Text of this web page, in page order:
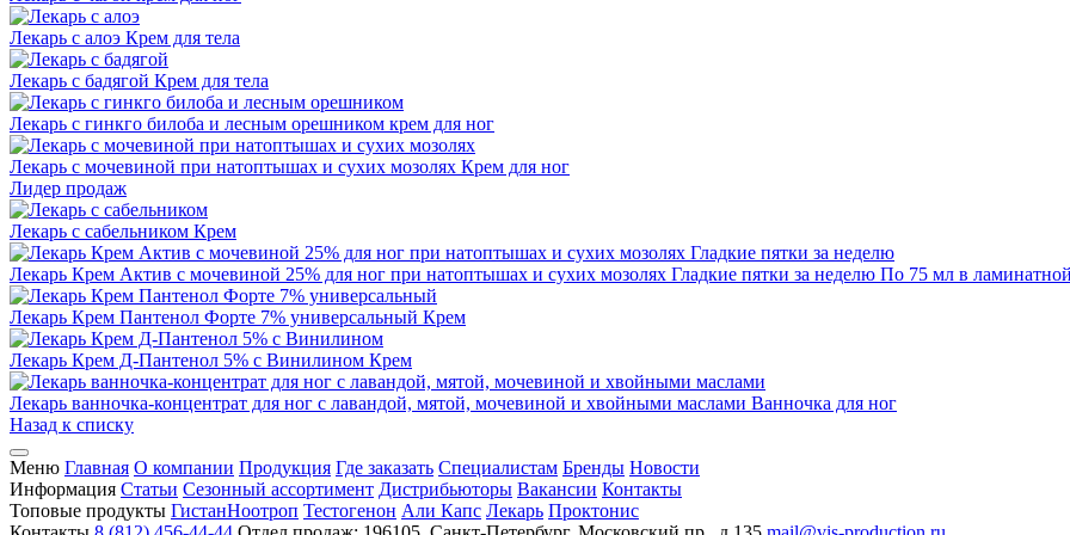
Лекарь с алоэ Крем для тела
Лекарь с бадягой Крем для тела
Лекарь с гинкго билоба и лесным орешником крем для ног
Лекарь с мочевиной при натоптышах и сухих мозолях Крем для ног
Лидер продаж
Лекарь с сабельником Крем
Лекарь Крем Актив с мочевиной 25% для ног при натоптышах и сухих мозолях Гладкие пятки за неделю По 75 мл в
Лекарь Крем Пантенол Форте 7% универсальный Крем
Лекарь Крем Д-Пантенол 5% с Винилином Крем
Лекарь ванночка-концентрат для ног с лавандой, мятой, мочевиной и хвойными маслами Ванночка для ног
Назад к списку
Меню Главная О компании Продукция Где заказать Специалистам Бренды Новости
Информация Статьи Сезонный ассортимент Дистрибьюторы Вакансии Контакты
Топовые продукты ГистанНоотроп Тестогенон Али Капс Лекарь Проктонис